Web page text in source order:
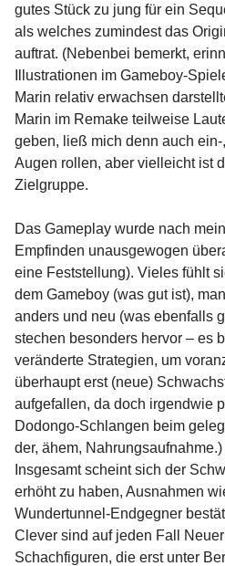
gutes Stück zu jung für ein
als welches zumindest das
auftrat. (Nebenbei bemerkt,
Illustrationen im Gameboy-
Marin relativ erwachsen
Marin im Remake teilweise
geben, ließ mich denn auch
Augen rollen, aber vielleicht ist
Zielgruppe.
Das Gameplay wurde nach
Empfinden unausgewogen
eine Feststellung). Vieles fühlt
dem Gameboy (was gut ist),
anders und neu (was ebenfalls
stechen besonders hervor – es
veränderte Strategien, um
überhaupt erst (neue)
aufgefallen, da doch irgendwie
Dodongo-Schlangen beim
der, ähem, Nahrungsaufnahme.)
Insgesamt scheint sich der
erhöht zu haben, Ausnahmen
Wundertunnel-Endgegner
Clever sind auf jeden Fall
Schachfiguren, die erst unter